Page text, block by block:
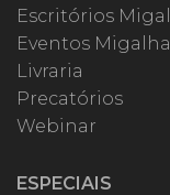
Escritórios
Eventos
Livraria
Precatórios
Webinar
ESPECIAIS